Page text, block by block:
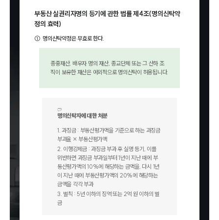
부동산 실권리자명의 등기에 관한 법률 제4조(명의신탁약
정의 효력)
① 명의신탁약정은 무효로 한다.
종중재산, 배우자 명의 재산, 종교단체 또는 그 산하 조
직이 보유한 재산은 예외적으로 명의신탁이 허용됩니다.
명의신탁자에 대한 처분
1.과징금 : 부동산평가액을 기준으로 하는 과징금
부과율 × 부동산평가액
2. 이행강제금 : 과징금 부과 후 실명 등기, 이를
위반하면 과징금 부과일부터 1년이 지난 때에 부
동산평가액의 10%에 해당하는 금액을, 다시 1년
이 지난 때에 부동산평가액의 20%에 해당하는
금액을 각각 부과
3. 벌칙 : 5년 이하의 징역 또는 2억 원 이하의 벌
금